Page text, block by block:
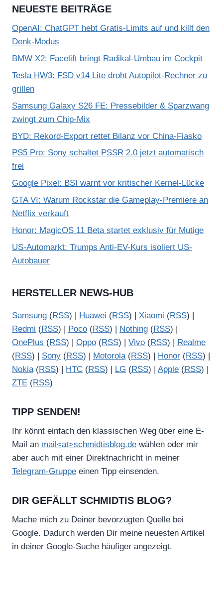
NEUESTE BEITRÄGE
OpenAI: ChatGPT hebt Gratis-Limits auf und killt den
Denk-Modus
BMW X2: Facelift bringt Radikal-Umbau im Cockpit
Tesla HW3: FSD v14 Lite droht Autopilot-Rechner zu
grillen
Samsung Galaxy S26 FE: Pressebilder & Sparzwang
zwingt zum Chip-Mix
BYD: Rekord-Export rettet Bilanz vor China-Fiasko
PS5 Pro: Sony schaltet PSSR 2.0 jetzt automatisch
frei
Google Pixel: BSI warnt vor kritischer Kernel-Lücke
GTA VI: Warum Rockstar die Gameplay-Premiere an
Netflix verkauft
Honor: MagicOS 11 Beta startet exklusiv für Mutige
US-Automarkt: Trumps Anti-EV-Kurs isoliert US-
Autobauer
HERSTELLER NEWS-HUB
Samsung (RSS) | Huawei (RSS) | Xiaomi (RSS) |
Redmi (RSS) | Poco (RSS) | Nothing (RSS) |
OnePlus (RSS) | Oppo (RSS) | Vivo (RSS) |
Realme
(RSS) | Sony (RSS) | Motorola(RSS) | Honor (RSS) |
Nokia(RSS) | HTC (RSS) | LG (RSS) | Apple (RSS) |
ZTE (RSS)
TIPP SENDEN!
Ihr könnt einfach den klassischen Weg über eine E-
Mail an mail<at>schmidtisblog.de wählen oder mir
aber auch mit einer Direktnachricht in meiner
Telegram-Gruppe einen Tipp einsenden.
DIR GEFÄLLT SCHMIDTIS BLOG?
Mache mich zu Deiner bevorzugten Quelle bei
Google. Dadurch werden Dir meine neuesten Artikel
in deiner Google-Suche häufiger angezeigt.